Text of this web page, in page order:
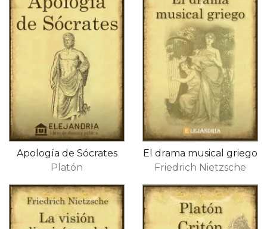
Apología de Sócrates
Platón
El drama musical griego
Friedrich Nietzsche